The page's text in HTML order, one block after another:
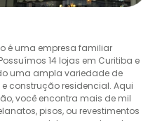
é uma empresa familiar
14 lojas em Curitiba e
uma ampla variedade de
construção residencial. Aqui
você encontra mais de mil
pisos, ou revestimentos